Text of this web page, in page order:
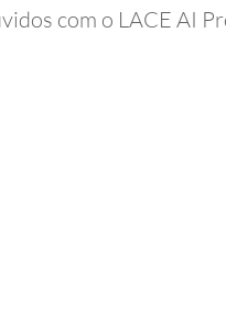
com o LACE AI